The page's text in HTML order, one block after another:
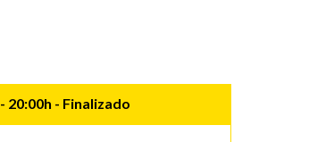
- 20:00h - Finalizado